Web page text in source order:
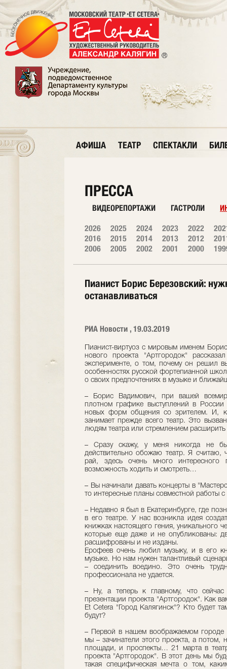
АФИША ТЕАТР СПЕКТАКЛИ
ПРЕССА
ВИДЕОРЕПОРТАЖИ ГАСТРОЛИ
2026 2025 2024 2023 2022
2016
2015 2014 2013 2012
2006
2005 2002 2001 2000
Пианист Борис Березовский:
останавливаться
РИА Новости , 19.03.2019
Пианист-виртуоз с мировым именем
нового проекта "Артгородок"
эксперименте, о том, почему он решил
особенностях русской фортепианной
о своих предпочтениях в музыке и
– Борис Вадимович, при вашей
плотном графике выступлений в
новых форм общения со зрителем. И,
занимает прежде всего театр. Это
людям театра или стремлением
– Сразу скажу, у меня никогда не
действительно обожаю театр. Я
рай, здесь очень много интересного
возможность ходить и смотреть…
– Вы начинали давать концерты в
то интересные планы совместной работы
– Недавно я был в Екатеринбурге, где
в его театре. У нас возникла идея
книжках настоящего гения, уникального
которые еще даже и не опубликованы:
расшифрованы и не изданы.
Ерофеев очень любил музыку, и в его
музыке. Но нам нужен талантливый
– соединить воедино. Это очень
профессионала не удается.
– Ну, а теперь к главному, что
презентации проекта "Артгородок". Как
Et Cetera "Город Калягинск"? Кто будет
будут?
– Первой в нашем воображаемом городе
мы – зачинатели этого проекта, а потом,
площади, и проспекты… 21 марта в
проекта "Артгородок". В этот день мы
такая специфическая мечта о том,